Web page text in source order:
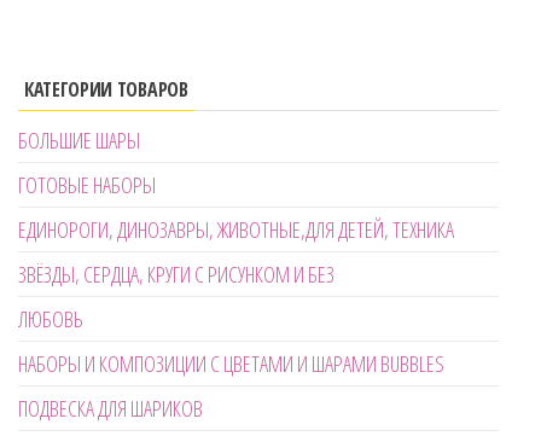
КАТЕГОРИИ ТОВАРОВ
БОЛЬШИЕ ШАРЫ
ГОТОВЫЕ НАБОРЫ
ЕДИНОРОГИ, ДИНОЗАВРЫ, ЖИВОТНЫЕ,ДЛЯ ДЕТЕЙ, ТЕХНИКА
ЗВЁЗДЫ, СЕРДЦА, КРУГИ С РИСУНКОМ И БЕЗ
ЛЮБОВЬ
НАБОРЫ И КОМПОЗИЦИИ С ЦВЕТАМИ И ШАРАМИ BUBBLES
ПОДВЕСКА ДЛЯ ШАРИКОВ